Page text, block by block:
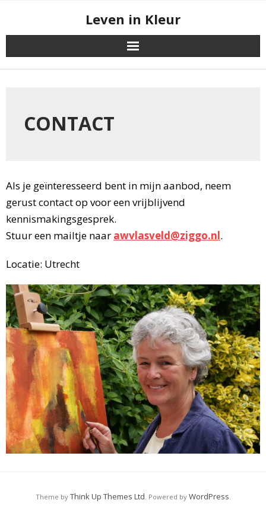
Leven in Kleur
CONTACT
Als je geïnteresseerd bent in mijn aanbod, neem
gerust contact op voor een vrijblijvend
kennismakingsgesprek.
Stuur een mailtje naar awvlasveld@ziggo.nl.
Locatie: Utrecht
Theme by Think Up Themes Ltd. Powered by WordPress.